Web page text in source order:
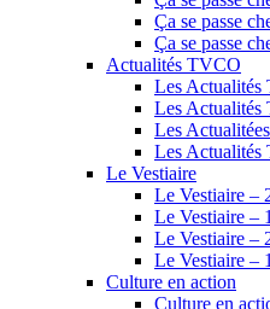
Ça se passe
Ça se passe
Actualités TVCO
Les
Les
Les
Les
Le Vestiaire
Le Vestiaire –
Le Vestiaire –
Le Vestiaire –
Le Vestiaire –
Culture en action
Culture en